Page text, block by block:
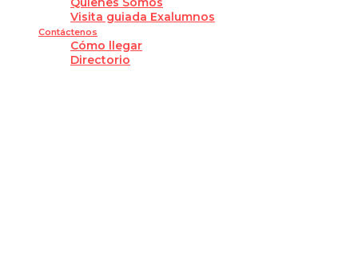
Visita guiada Exalumnos
Contáctenos
Cómo llegar
Directorio